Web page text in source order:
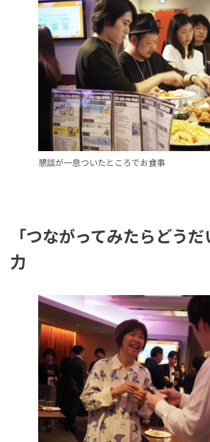
懇談が一息ついたところでお食事
「つながってみたらどう
力